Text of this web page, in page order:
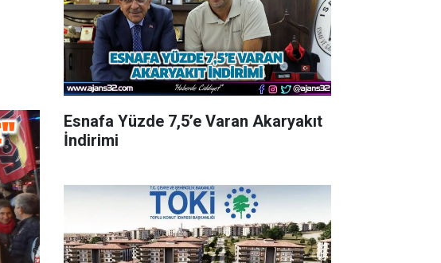
Esnafa Yüzde 7,5’e Varan Akaryakıt
İndirimi